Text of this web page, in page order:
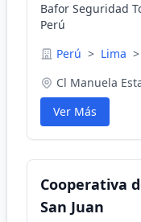
Bafor Seguridad
Perú
Perú > Lima >
Cl Manuela
Ver Más
Cooperativa
San Juan